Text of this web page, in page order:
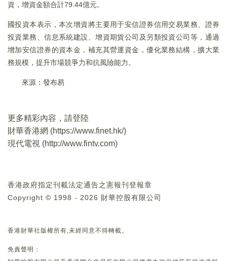
資，增資金額合計79.44億元。
國投資本表示，本次增資將主要用于安信證券信用交易業務、證券
投資業務、信息系統建設、增資期貨公司及另類投資公司等，通過
增加安信證券的資本金，補充其營運資金，優化業務結構，擴大業
務規模，提升市場競爭力和抗風險能力。
來源：發布易
更多精彩內容，請登陸
財華香港網 (https://www.finet.hk/)
現代電視 (http://www.fintv.com)
香港政府指定刊載法定通告之憲報刊登報章
Copyright © 1998 - 2026 財華控股有限公司
香港財華社版權所有,未經同意不得轉載。
免責聲明：